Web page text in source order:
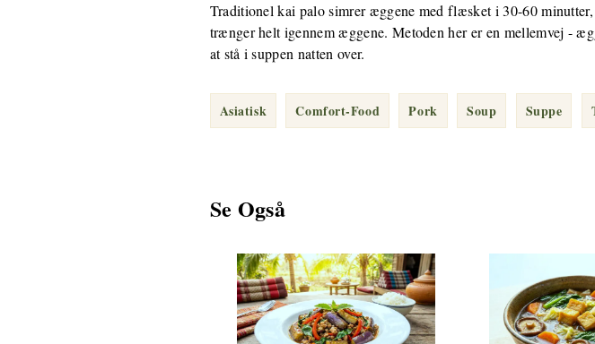
Traditionel kai palo simrer æggene med flæsket i 30-60
trænger helt igennem æggene. Metoden her er en mellemvej -
at stå i suppen natten over.
Asiatisk Comfort-Food Pork Soup Suppe
Se Også